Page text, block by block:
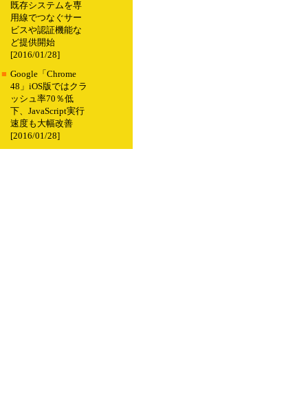
既存システムを専
用線でつなぐサー
ビスや認証機能な
ど提供開始
[2016/01/28]
■ Google「Chrome
48」iOS版ではクラ
ッシュ率70％低
下、JavaScript実行
速度も大幅改善
[2016/01/28]